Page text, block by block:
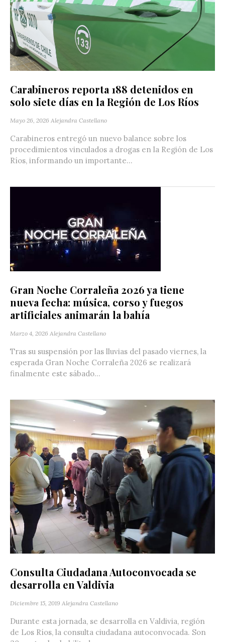
Carabineros reporta 188 detenidos en
solo siete días en la Región de Los Ríos
Mayo 26, 2026 Alejandra Castellano
Carabineros entregó un nuevo balance sobre los
procedimientos vinculados a drogas en la Región de Los
Ríos, informando un importante...
Gran Noche Corraleña 2026 ya tiene
nueva fecha: música, corso y fuegos
artificiales animarán la bahía
Marzo 4, 2026 Alejandra Castellano
Tras su suspensión por las lluvias del pasado viernes, la
esperada Gran Noche Corraleña 2026 se realizará
finalmente este sábado...
Consulta Ciudadana Autoconvocada se
desarrolla en Valdivia
Diciembre 15, 2019 Alejandra Castellano
Durante esta jornada, se desarrolla en Valdivia, región
de Los Ríos, la consulta ciudadana autoconvocada. Son